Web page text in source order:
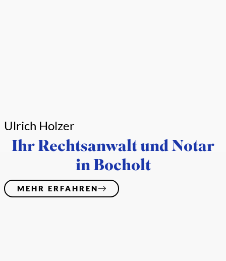
Ulrich Holzer
Ihr Rechtsanwalt undNotar
in Bocholt
MEHR ERFAHREN